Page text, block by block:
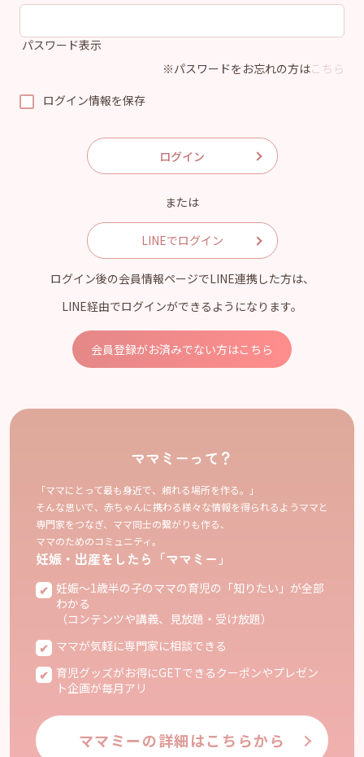
パスワード表示
※パスワードをお忘れの方はこちら
ログイン情報を保存
または
LINEでログイン
ログイン後の会員情報ページでLINE連携した方は、
LINE経由でログインができるようになります。
会員登録がお済みでない方はこちら
ママミーって？
「ママにとって最も身近で、頼れる場所を作る。」
そんな思いで、赤ちゃんに携わる様々な情報を得られるようママと
専門家をつなぎ、ママ同士の繋がりも作る、
ママのためのコミュニティ。
妊娠・出産をしたら「ママミー」
妊娠〜1歳半の子のママの育児の「知りたい」が全部
わかる
（コンテンツや講義、見放題・受け放題）
ママが気軽に専門家に相談できる
育児グッズがお得にGETできるクーポンやプレゼン
ト企画が毎月アリ
ママミーの詳細はこちらから